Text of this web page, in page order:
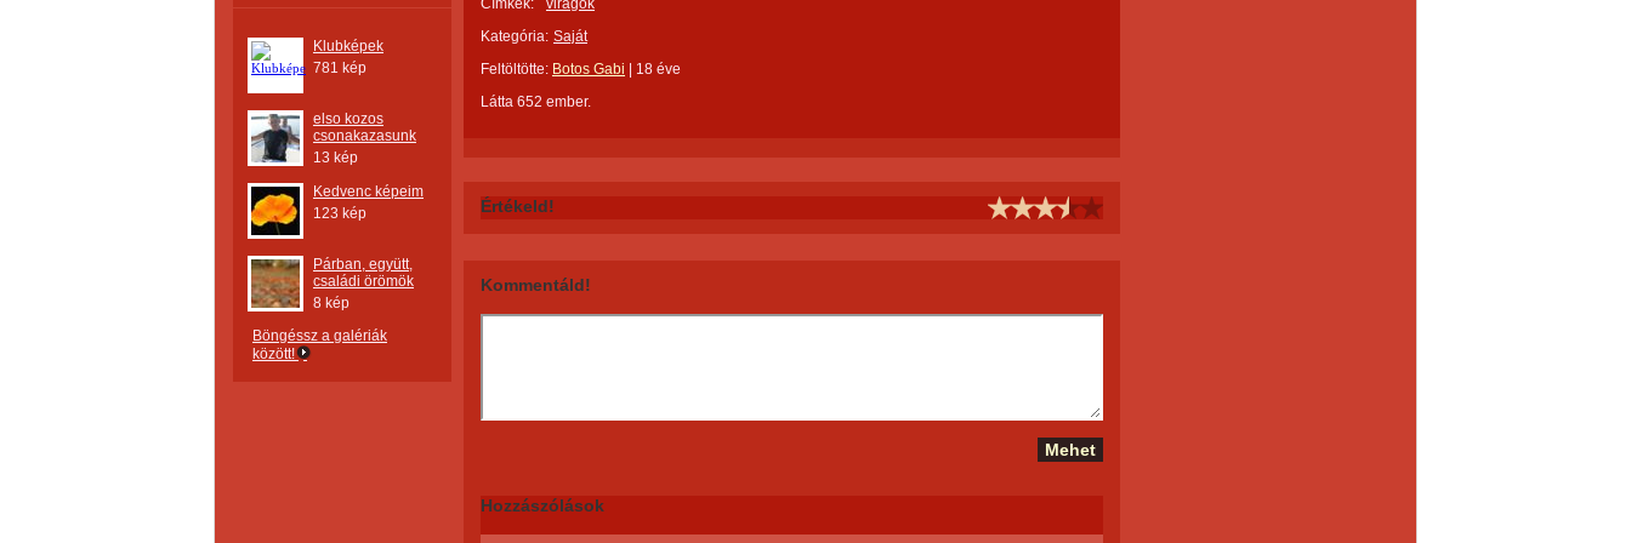
Klubképek
781 kép
elso kozos
csonakazasunk
13 kép
Kedvenc képeim
123 kép
Párban, együtt,
családi örömök
8 kép
Böngéssz a galériák
között!
Címkék:
virágok
Kategória: Saját
Feltöltötte: Botos Gabi
18 éve
Látta 652 ember.
Értékeld!
Kommentáld!
Hozzászólások